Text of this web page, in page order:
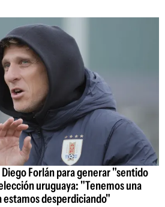
Forlán para generar "sentido
uruguaya: "Tenemos una
desperdiciando"